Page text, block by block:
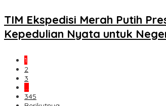
TIM Ekspedisi Merah Putih
Kepedulian Nyata untuk
1
2
3
…
345